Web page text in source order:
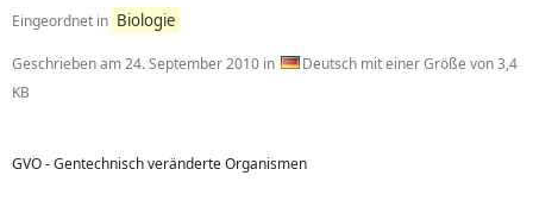
Eingeordnet in Biologie
Geschrieben am24. September 2010 in
Deutsch mit einer Größe von 3,4
KB
GVO - Gentechnisch veränderte Organismen